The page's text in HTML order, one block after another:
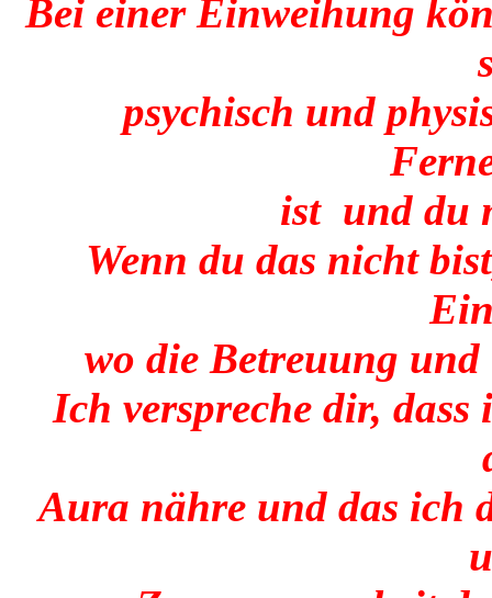
Bei einer Einweihung
psychisch und
ist und du
Wenn du das nicht
wo die Betreuung
Ich verspreche dir,
Aura nähre und das ich